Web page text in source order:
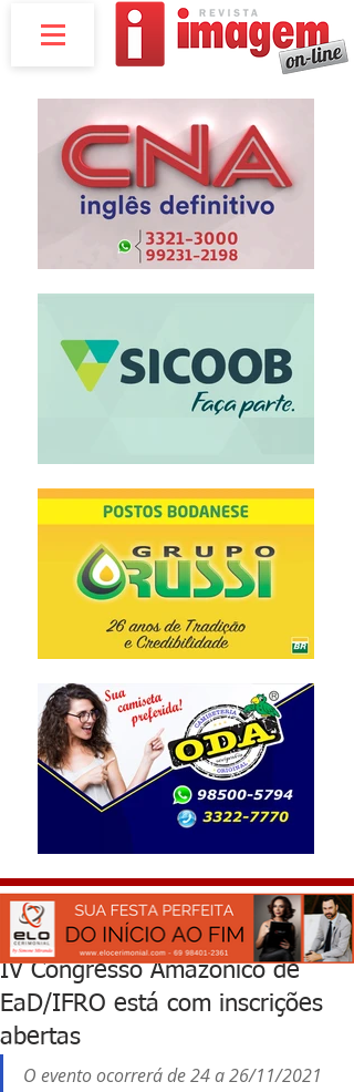
IV Congresso Amazônico de
EaD/IFRO está com inscrições
abertas
O evento ocorrerá de 24 a 26/11/2021